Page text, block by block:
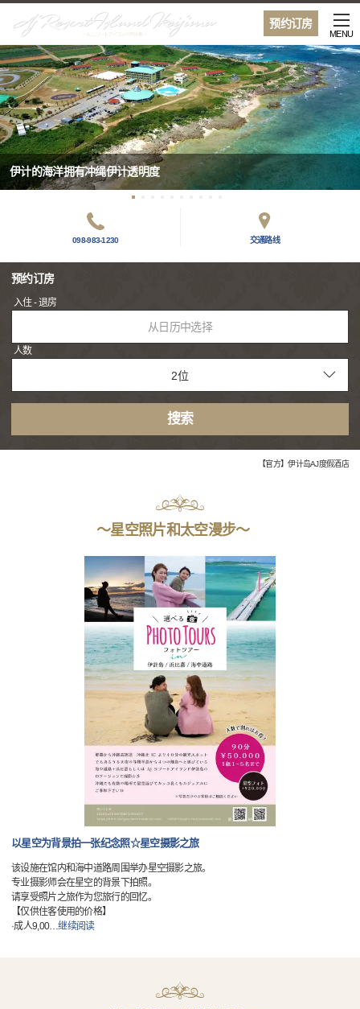
预约订房
MENU
伊计的海洋拥有冲绳伊计透明度
098-983-1230 交通路线
预约订房
入住 - 退房
从日历中选择
人数
搜索
【官方】伊计岛AJ度假酒店
〜星空照片和太空漫步〜
以星空为背景拍一张纪念照☆星空摄影之旅
该设施在馆内和海中道路周围举办星空摄影之旅。
专业摄影师会在星空的背景下拍照。
请享受照片之旅作为您旅行的回忆。
【仅供住客使用的价格】
·成人9,00…继续阅读